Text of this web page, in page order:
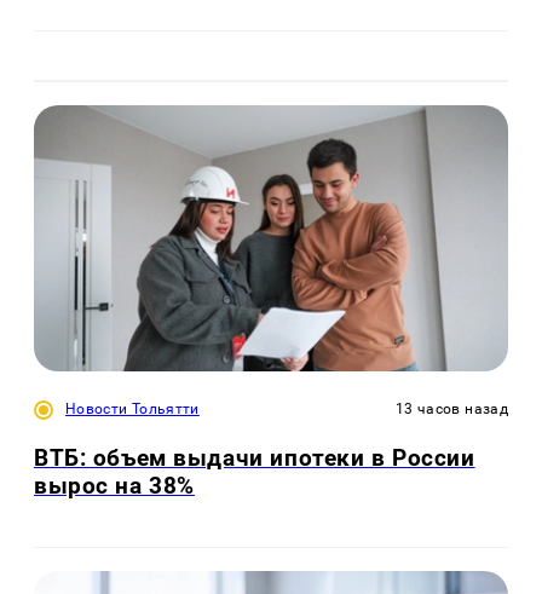
Новости Тольятти 13 часов назад
ВТБ: объем выдачи ипотеки в России
вырос на 38%